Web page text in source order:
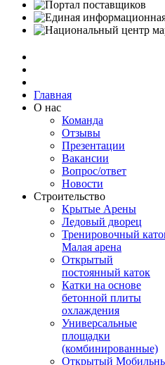
Главная
О нас
Команда
Отзывы
Презентации
Вакансии
Вопрос/ответ
Новости
Строительство
Крытые Арены
Ледовый дворец
Тренировочный
Малая арена
Открытый
постоянный каток
Катки на основе
бетонной плиты
охлаждения
Универсальные
площадки
(комбинированные)
Открытый